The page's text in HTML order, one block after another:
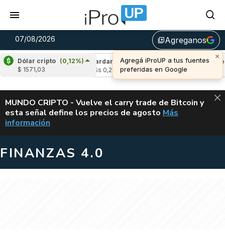
07/08/2026 library_addAgreganos
×
Agregá iProUP a tus fuentes
preferidas en Google
Dólar cripto (0,12%)
$ 1571,03
2,47%) Cardano (6,39%)
u$s 0,20
Avalanche
(-
u$s 6,41
ALERTA
MUNDO CRIPTO - Vuelve el carry trade de Bitcoin y
esta señal define los precios de agosto VUELVE EL
Más
información
FINANZAS 4.0